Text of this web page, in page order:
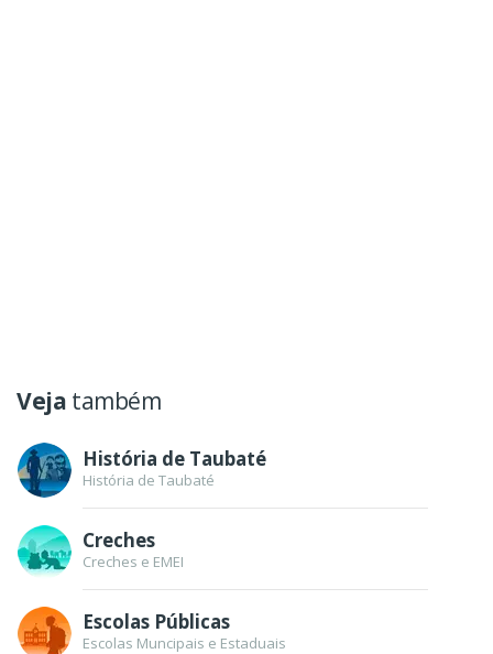
Veja também
História de Taubaté
História de Taubaté
Creches
Creches e EMEI
Escolas Públicas
Escolas Muncipais e Estaduais